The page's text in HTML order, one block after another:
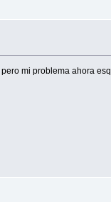
mi problema ahora